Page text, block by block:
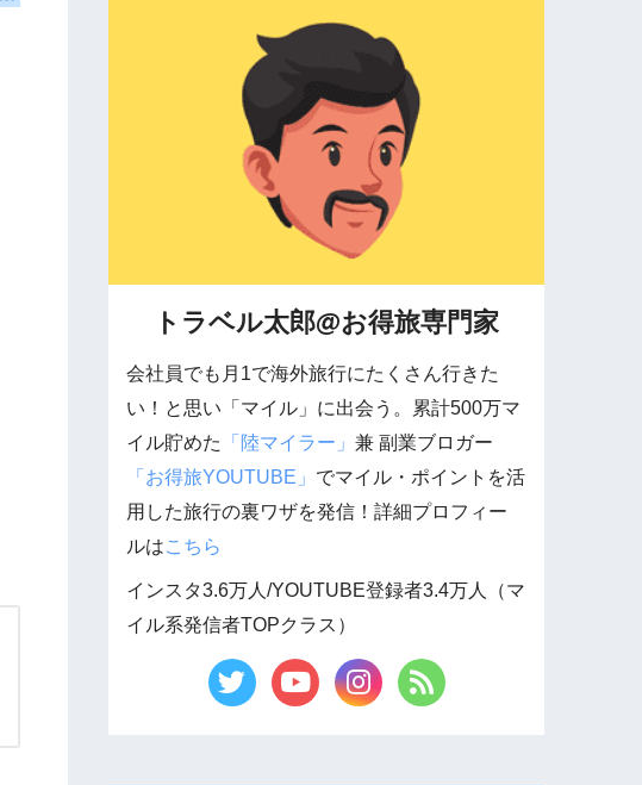
トラベル太郎@お得旅専門家
会社員でも月1で海外旅行にたくさん行きた
い！と思い「マイル」に出会う。累計500万マ
イル貯めた
「陸マイラー」兼 副業ブロガー
「お得旅YOUTUBE」 でマイル・ポイントを活
用した旅行の裏ワザを発信！詳細プロフィー
ルはこちら
インスタ3.6万人/YOUTUBE登録者3.4万人（マ
イル系発信者TOPクラス）